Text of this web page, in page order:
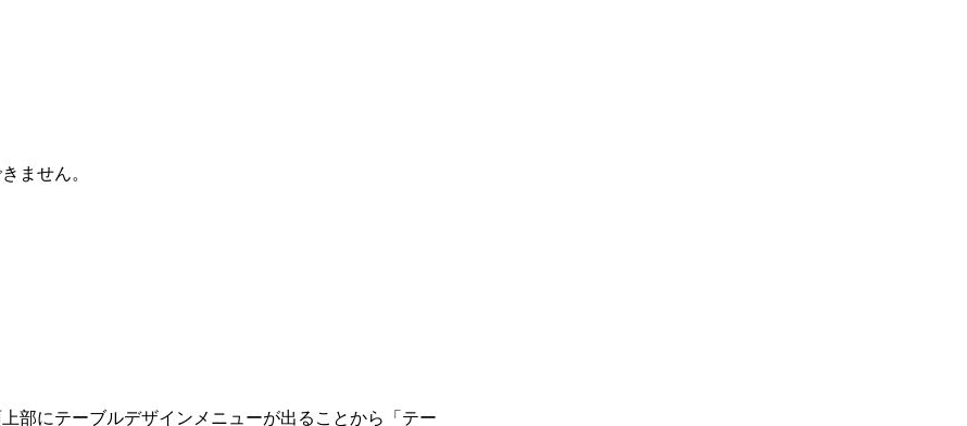
ません。
部にテーブルデザインメニューが出ることから「テー